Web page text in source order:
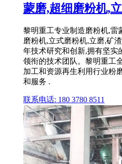
蒙磨,超细磨粉机,
黎明重工专业制造磨粉机,雷
磨粉机,立式磨粉机,立磨,矿
年技术研究和创新,拥有坚实
领衔的技术团队。黎明重工
加工和资源再生利用行业粉
和服务 .
联系电话: 180 3780 8511